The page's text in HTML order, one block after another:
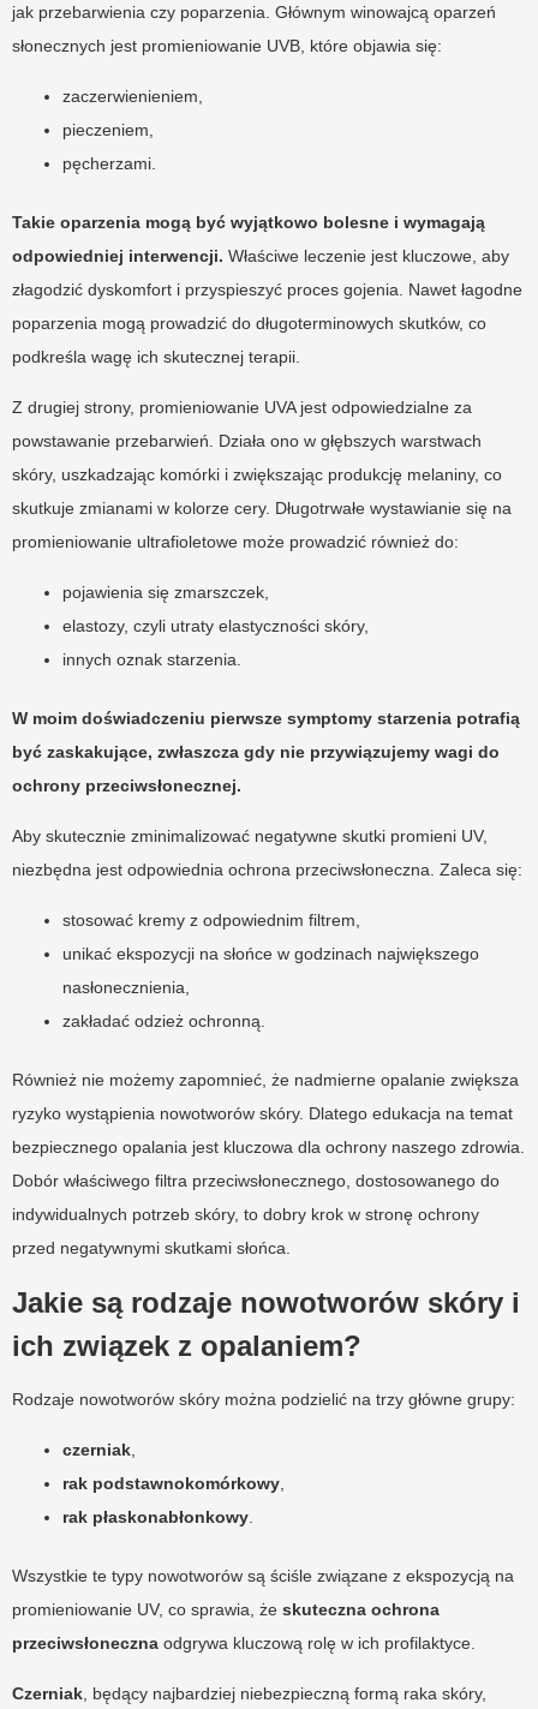
jak przebarwienia czy poparzenia. Głównym winowajcą oparzeń
słonecznych jest promieniowanie UVB, które objawia się:
zaczerwienieniem,
pieczeniem,
pęcherzami.
Takie oparzenia mogą być wyjątkowo bolesne i wymagają
odpowiedniej interwencji. Właściwe leczenie jest kluczowe, aby
złagodzić dyskomfort i przyspieszyć proces gojenia. Nawet łagodne
poparzenia mogą prowadzić do długoterminowych skutków, co
podkreśla wagę ich skutecznej terapii.
Z drugiej strony, promieniowanie UVA jest odpowiedzialne za
powstawanie przebarwień. Działa ono w głębszych warstwach
skóry, uszkadzając komórki i zwiększając produkcję melaniny, co
skutkuje zmianami w kolorze cery. Długotrwałe wystawianie się na
promieniowanie ultrafioletowe może prowadzić również do:
pojawienia się zmarszczek,
elastozy, czyli utraty elastyczności skóry,
innych oznak starzenia.
W moim doświadczeniu pierwsze symptomy starzenia potrafią
być zaskakujące, zwłaszcza gdy nie przywiązujemy wagi do
ochrony przeciwsłonecznej.
Aby skutecznie zminimalizować negatywne skutki promieni UV,
niezbędna jest odpowiednia ochrona przeciwsłoneczna. Zaleca się:
stosować kremy z odpowiednim filtrem,
unikać ekspozycji na słońce w godzinach największego
nasłonecznienia,
zakładać odzież ochronną.
Również nie możemy zapomnieć, że nadmierne opalanie zwiększa
ryzyko wystąpienia nowotworów skóry. Dlatego edukacja na temat
bezpiecznego opalania jest kluczowa dla ochrony naszego zdrowia.
Dobór właściwego filtra przeciwsłonecznego, dostosowanego do
indywidualnych potrzeb skóry, to dobry krok w stronę ochrony
przed negatywnymi skutkami słońca.
Jakie są rodzaje nowotworów skóry i
ich związek z opalaniem?
Rodzaje nowotworów skóry można podzielić na trzy główne grupy:
czerniak
rak podstawnokomórkowy
rak płaskonabłonkowy
Wszystkie te typy nowotworów są ściśle związane z ekspozycją na
promieniowanie UV, co sprawia, że skuteczna ochrona
przeciwsłoneczna odgrywa kluczową rolę w ich profilaktyce.
Czerniak , będący najbardziej niebezpieczną formą raka skóry,